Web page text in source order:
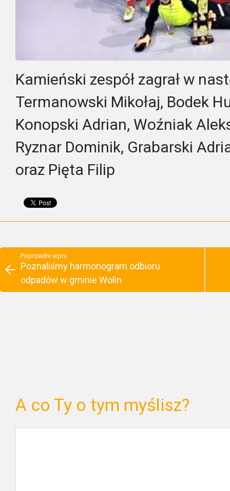
Kamieński zespół zagrał w
Termanowski Mikołaj, Bodek
Konopski Adrian, Woźniak
Ryznar Dominik, Grabarski
oraz Pięta Filip
Poprzedni wpis
Poznaliśmy harmonogram odbioru
odpadów w gminie Wolin
A co Ty o tym myślisz?